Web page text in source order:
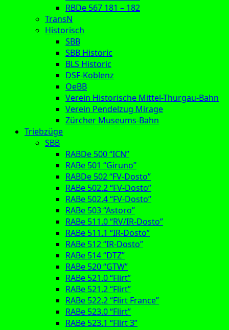
RBDe 567 181 – 182
TransN
Historisch
SBB
SBB Historic
BLS Historic
DSF-Koblenz
OeBB
Verein Historische Mittel-Thurgau-Bahn
Verein Pendelzug Mirage
Zürcher Museums-Bahn
Triebzüge
SBB
RABDe 500 “ICN”
RABe 501 “Giruno”
RABDe 502 “FV-Dosto”
RABe 502.2 “FV-Dosto”
RABe 502.4 “FV-Dosto”
RABe 503 “Astoro”
RABe 511.0 “RV/IR-Dosto”
RABe 511.1 “IR-Dosto”
RABe 512 “IR-Dosto”
RABe 514 “DTZ”
RABe 520 “GTW”
RABe 521.0 “Flirt”
RABe 521.2 “Flirt”
RABe 522.2 “Flirt France”
RABe 523.0 “Flirt”
RABe 523.1 “Flirt 3”